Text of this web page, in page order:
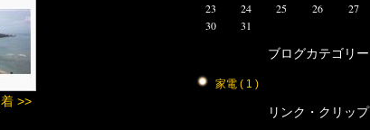
>>
23
24 25 26 27
30
31
ブログカテゴリー
家電 ( 1 )
リンク・クリップ